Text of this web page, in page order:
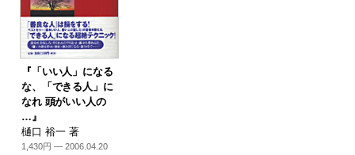
『「いい人」になる
な、「できる人」に
なれ 頭がいい人の
…』
樋口 裕一 著
1,430円 — 2006.04.20